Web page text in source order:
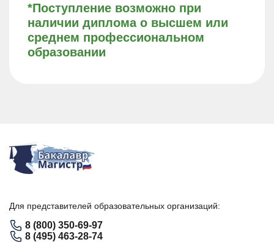
*Поступление возможно при
наличии диплома о высшем или
среднем профессиональном
образовании
Для представителей образовательных организаций:
8 (800) 350-69-97
8 (495) 463-28-74